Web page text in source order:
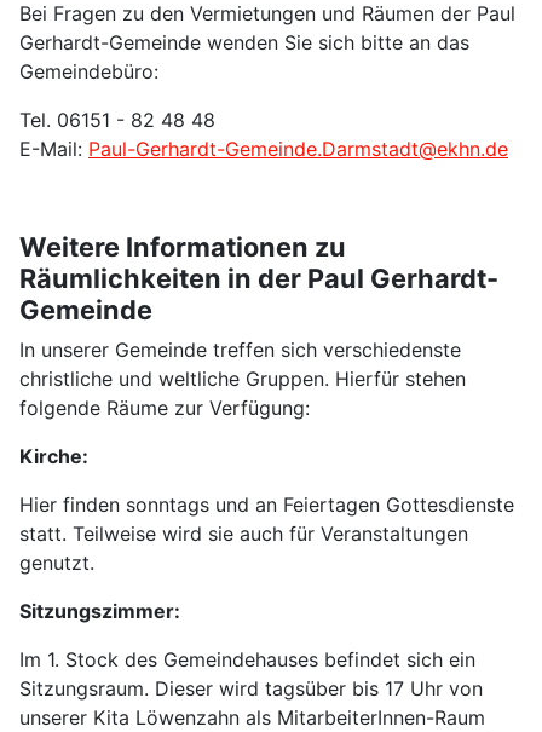
Bei Fragen zu den Vermietungen und Räumen der Paul
Gerhardt-Gemeinde wenden Sie sich bitte an das
Gemeindebüro:
Tel. 06151 - 82 48 48
E-Mail: Paul-Gerhardt-Gemeinde.Darmstadt@ekhn.de
Weitere Informationen zu
Räumlichkeiten in der Paul Gerhardt-
Gemeinde
In unserer Gemeinde treffen sich verschiedenste
christliche und weltliche Gruppen. Hierfür stehen
folgende Räume zur Verfügung:
Kirche:
Hier finden sonntags und an Feiertagen Gottesdienste
statt. Teilweise wird sie auch für Veranstaltungen
genutzt.
Sitzungszimmer:
Im 1. Stock des Gemeindehauses befindet sich ein
Sitzungsraum. Dieser wird tagsüber bis 17 Uhr von
unserer Kita Löwenzahn als MitarbeiterInnen-Raum